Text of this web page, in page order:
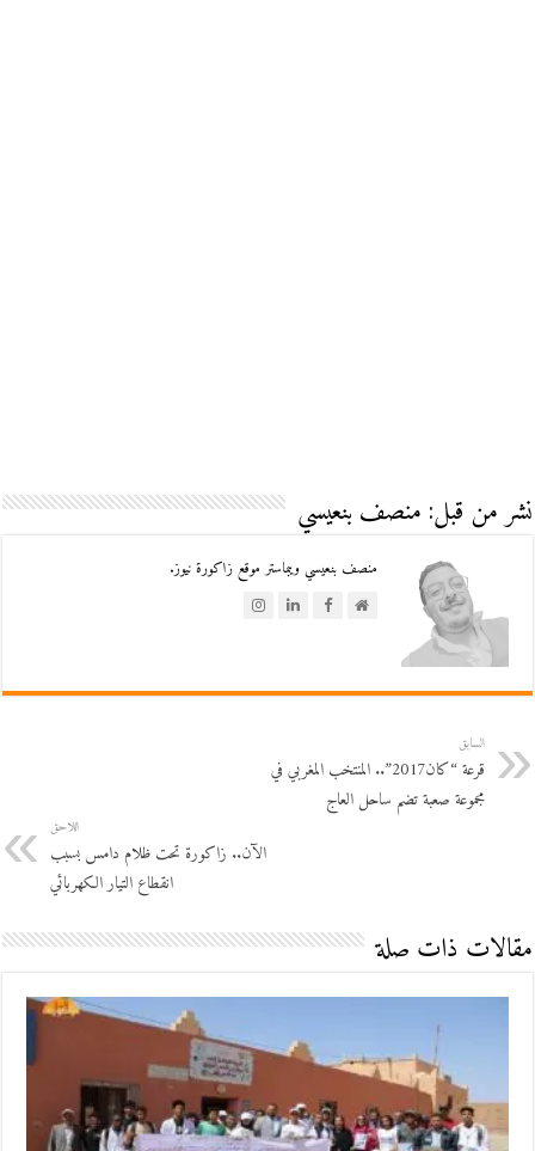
نشر من قبل: منصف بنعيسي
منصف بنعيسي ويبماستر موقع زاكورة نيوز.
السابق
قرعة “كان2017”.. المنتخب المغربي في
مجموعة صعبة تضم ساحل العاج
اللاحق
الآن.. زاكورة تحت ظلام دامس بسبب
انقطاع التيار الكهربائي
مقالات ذات صلة